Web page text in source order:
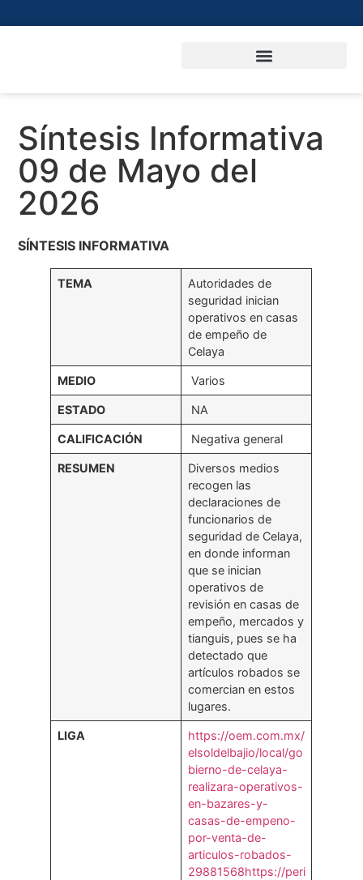
Síntesis Informativa
09 de Mayo del
2026
SÍNTESIS INFORMATIVA
TEMA
Autoridades de
seguridad inician
operativos en casas
de empeño de
Celaya
MEDIO Varios
ESTADO NA
CALIFICACIÓN Negativa general
RESUMEN
Diversos medios
recogen las
declaraciones de
funcionarios de
seguridad de Celaya,
en donde informan
que se inician
operativos de
revisión en casas de
empeño, mercados y
tianguis, pues se ha
detectado que
artículos robados se
comercian en estos
lugares.
LIGA
https://oem.com.mx/
elsoldelbajio/local/go
bierno-de-celaya-
realizara-operativos-
en-bazares-y-
casas-de-empeno-
por-venta-de-
articulos-robados-
29881568https://peri